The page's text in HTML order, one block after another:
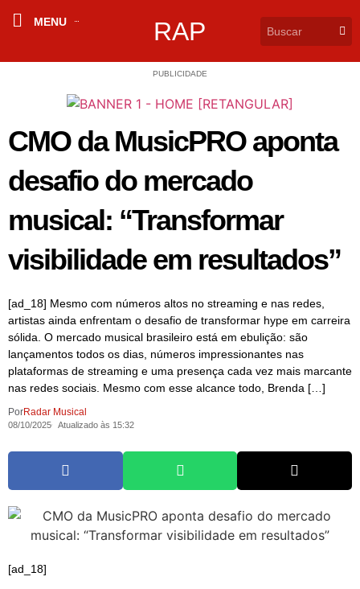
MENU RAP
PUBLICIDADE
CMO da MusicPRO aponta
desafio do mercado
musical: “Transformar
visibilidade em resultados”
[ad_18] Mesmo com números altos no streaming e nas redes,
artistas ainda enfrentam o desafio de transformar hype em carreira
sólida. O mercado musical brasileiro está em ebulição: são
lançamentos todos os dias, números impressionantes nas
plataformas de streaming e uma presença cada vez mais marcante
nas redes sociais. Mesmo com esse alcance todo, Brenda […]
PorRadar Musical
08/10/2025 Atualizado às 15:32
[ad_18]